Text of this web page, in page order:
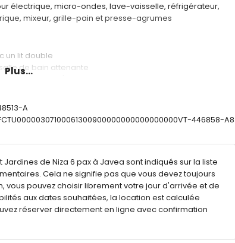
électrique, micro-ondes, lave-vaisselle, réfrigérateur,
mixeur, grille-pain et presse-agrumes
un lit double
de bain attenante
de jardin avec transats
Plus...
A
446858-A8
Jardines de Niza 6 pax à Javea sont indiqués sur la liste
Cela ne signifie pas que vous devez toujours
vous pouvez choisir librement votre jour d'arrivée et de
aux dates souhaitées, la location est calculée
réserver directement en ligne avec confirmation